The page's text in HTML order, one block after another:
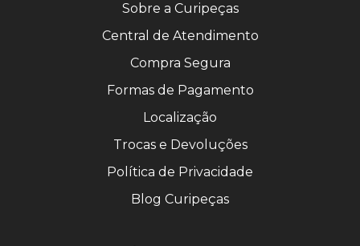
Sobre a Curipeças
Central de Atendimento
Compra Segura
Formas de Pagamento
Localização
Trocas e Devoluções
Política de Privacidade
Blog Curipeças